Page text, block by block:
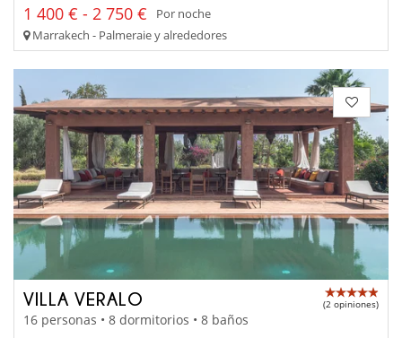
1 400 € - 2 750 €
Por noche
Marrakech - Palmeraie y alrededores
VILLA VERALO (2 opiniones)
16 personas • 8 dormitorios • 8 baños